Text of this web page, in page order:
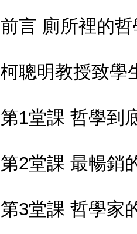
前言 廁所裡的
柯聰明教授致學
第1堂課 哲學到
第2堂課 最暢銷
第3堂課 哲學家